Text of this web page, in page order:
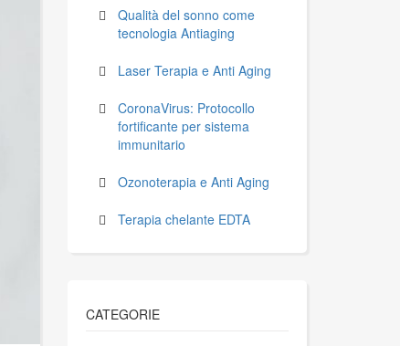
Qualità del sonno come
tecnologia Antiaging
Laser Terapia e Anti Aging
CoronaVirus: Protocollo
fortificante per sistema
immunitario
Ozonoterapia e Anti Aging
Terapia chelante EDTA
CATEGORIE